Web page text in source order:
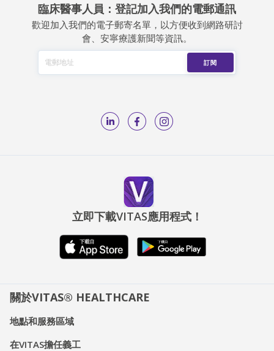
臨床醫事人員：登記加入我們的電郵通訊
歡迎加入我們的電子郵寄名單，以方便收到網路研討
會、安寧療護新聞等資訊。
立即下載VITAS應用程式！
關於VITAS® HEALTHCARE
地點和服務區域
在VITAS擔任義工